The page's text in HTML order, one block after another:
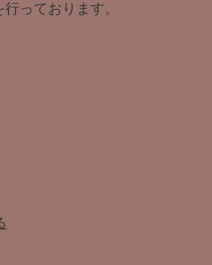
っております。